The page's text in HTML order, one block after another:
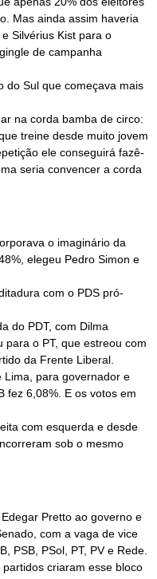
Mas ainda assim haveria
Silvérius Kist para o
de campanha
do Sul que começava mais
na corda bamba de circo:
treine desde muito jovem
ele conseguirá fazê-
seria convencer a corda
o imaginário da
elegeu Pedro Simon e
com o PDS pró-
do PDT, com Dilma
para o PT, que estreou com
da Frente Liberal.
Lima, para governador e
fez 6,08%. E os votos em
com esquerda e desde
sob o mesmo
Pretto ao governo e
com a vaga de vice
PSB, PSol, PT, PV e Rede.
criaram esse bloco